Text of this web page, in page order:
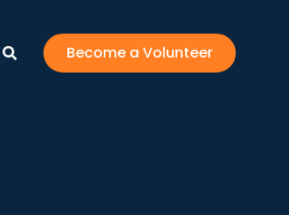
Become a Volunteer